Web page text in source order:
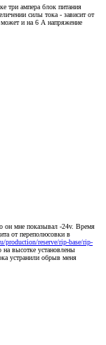
три ампера блок питания
силы тока - зависит от
может и на 6 А напряжение
он мне показывал -24v. Время
от переполюсовки в
production/reserve/rip-base/rip-
высотке установлены
устранили обрыв меня